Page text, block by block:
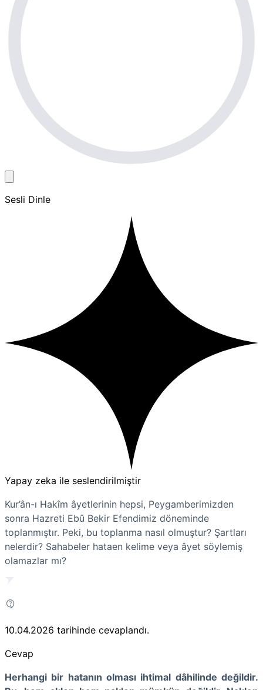
Sesli Dinle
Yapay zeka ile seslendirilmiştir
Kur’ân-ı Hakîm âyetlerinin hepsi, Peygamberimizden
sonra Hazreti Ebû Bekir Efendimiz döneminde
toplanmıştır. Peki, bu toplanma nasıl olmuştur? Şartları
nelerdir? Sahabeler hataen kelime veya âyet söylemiş
olamazlar mı?
10.04.2026 tarihinde cevaplandı.
Cevap
Herhangi bir hatanın olması ihtimal dâhilinde değildir.